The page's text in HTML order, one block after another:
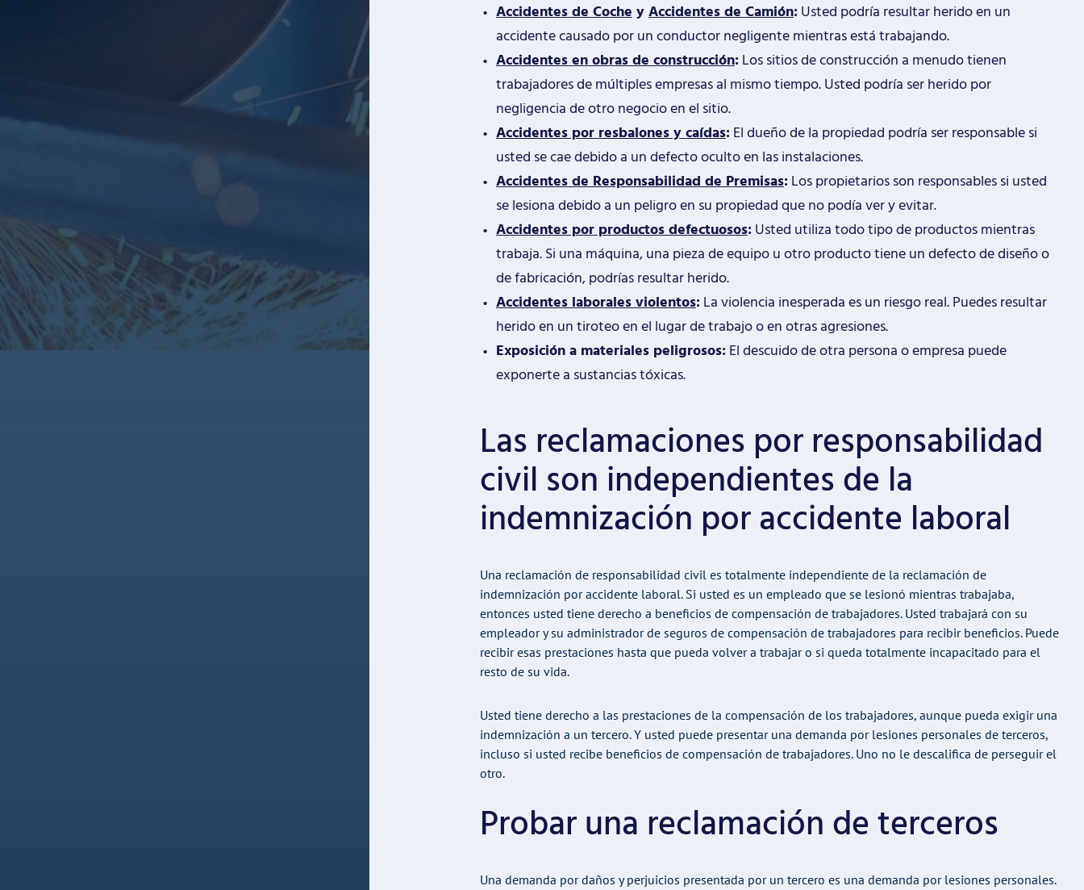
Accidentes de CocheyAccidentes de Camión:Usted podría resultar herido en un
accidente causado por un conductor negligente mientras está trabajando.
Accidentes en obras de construcción:Los sitios de construcción a menudo tienen
trabajadores de múltiples empresas al mismo tiempo. Usted podría ser herido por
negligencia de otro negocio en el sitio.
Accidentes por resbalones y caídas:El dueño de la propiedad podría ser responsable si
usted se cae debido a un defecto oculto en las instalaciones.
Accidentes de Responsabilidad de Premisas:Los propietarios son responsables si usted
se lesiona debido a un peligro en su propiedad que no podía ver y evitar.
Accidentes por productos defectuosos:Usted utiliza todo tipo de productos mientras
trabaja. Si una máquina, una pieza de equipo u otro producto tiene un defecto de diseño o
de fabricación, podrías resultar herido.
Accidentes laborales violentos:La violencia inesperada es un riesgo real. Puedes resultar
herido en un tiroteo en el lugar de trabajo o en otras agresiones.
Exposición a materiales peligrosos:El descuido de otra persona o empresa puede
exponerte a sustancias tóxicas.
Las reclamaciones por responsabilidad
civil son independientes de la
indemnización por accidente laboral
Una reclamación de responsabilidad civil es totalmente independiente de la reclamación de
indemnización por accidente laboral. Si usted es un empleado que se lesionó mientras trabajaba,
entonces usted tiene derecho a beneficios de compensación de trabajadores. Usted trabajará con su
empleador y su administrador de seguros de compensación de trabajadores para recibir beneficios. Puede
recibir esas prestaciones hasta que pueda volver a trabajar o si queda totalmente incapacitado para el
resto de su vida.
Usted tiene derecho a las prestaciones de la compensación de los trabajadores, aunque pueda exigir una
indemnización a un tercero. Y usted puede presentar una demanda por lesiones personales de terceros,
incluso si usted recibe beneficios de compensación de trabajadores. Uno no le descalifica de perseguir el
otro.
Probar una reclamación de terceros
Una demanda por daños y perjuicios presentada por un tercero es una demanda por lesiones personales.